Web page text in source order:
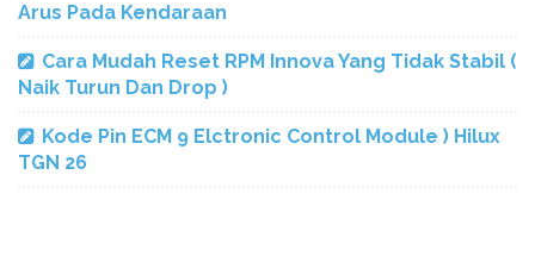
Arus Pada Kendaraan
Cara Mudah Reset RPM Innova Yang Tidak Stabil (
Naik Turun Dan Drop )
Kode Pin ECM 9 Elctronic Control Module ) Hilux
TGN 26